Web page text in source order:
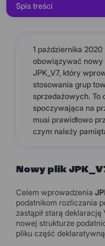
Spis treści
1 października 2020
obowiązywać nowy
JPK_V7, który
stosowania grup
sprzedażowych. To
spoczywająca na
musi prawidłowo
czym należy
Nowy plik
Celem wprowadzenia
podatnikom rozliczania
zastąpił starą deklarację
nowej strukturze
pliku część